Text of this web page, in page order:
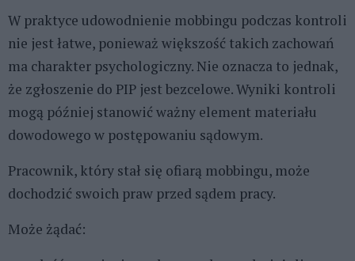
W praktyce udowodnienie mobbingu podczas kontroli
nie jest łatwe, ponieważ większość takich zachowań
ma charakter psychologiczny. Nie oznacza to jednak,
że zgłoszenie do PIP jest bezcelowe. Wyniki kontroli
mogą później stanowić ważny element materiału
dowodowego w postępowaniu sądowym.
Pracownik, który stał się ofiarą mobbingu, może
dochodzić swoich praw przed sądem pracy.
Może żądać: